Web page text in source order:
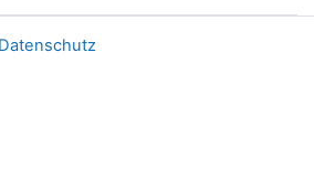
Datenschutz